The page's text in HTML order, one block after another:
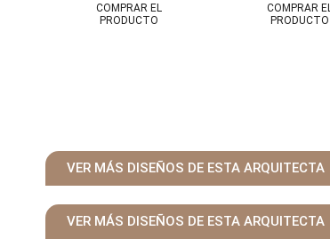
COMPRAR EL
PRODUCTO
COMPRAR EL
PRODUCTO
VER MÁS DISEÑOS DE ESTA ARQUITECTA
VER MÁS DISEÑOS DE ESTA ARQUITECTA